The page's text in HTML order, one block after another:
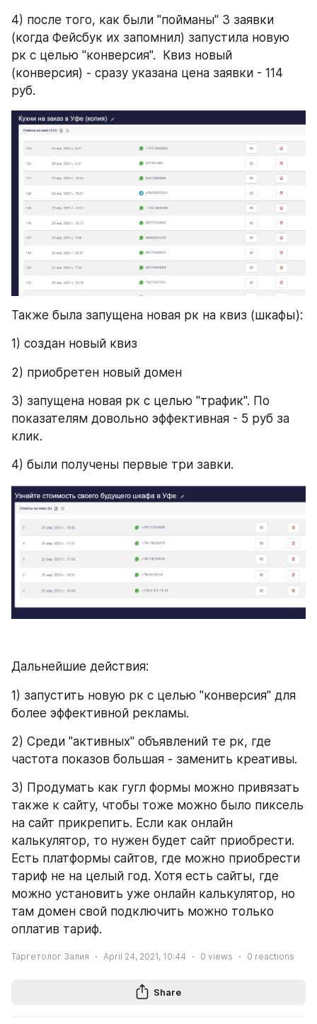
4) после того, как были "пойманы" 3 заявки
(когда Фейсбук их запомнил) запустила новую
рк с целью "конверсия".  Квиз новый
(конверсия) - сразу указана цена заявки - 114
руб.
Также была запущена новая рк на квиз (шкафы):
1) создан новый квиз
2) приобретен новый домен
3) запущена новая рк с целью "трафик". По
показателям довольно эффективная - 5 руб за
клик.
4) были получены первые три завки.
Дальнейшие действия:
1) запустить новую рк с целью "конверсия" для
более эффективной рекламы.
2) Среди "активных" объявлений те рк, где
частота показов большая - заменить креативы.
3) Продумать как гугл формы можно привязать
также к сайту, чтобы тоже можно было пиксель
на сайт прикрепить. Если как онлайн
калькулятор, то нужен будет сайт приобрести.
Есть платформы сайтов, где можно приобрести
тариф не на целый год. Хотя есть сайты, где
можно установить уже онлайн калькулятор, но
там домен свой подключить можно только
оплатив тариф.
Таргетолог Залия April 24, 2021, 10:44 0 views 0 reactions
Share